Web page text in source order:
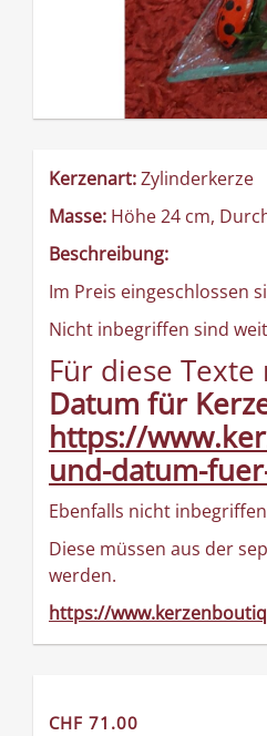
Kerzenart:Zylinderkerze
Masse: Höhe 24 cm,
Beschreibung:
Im Preis eingeschlossen
Nicht inbegriffen sind
Für diese
Datum für
https://
und-datum-
Ebenfalls nicht
Diese müssen aus der
werden.
https://
CHF 71.00